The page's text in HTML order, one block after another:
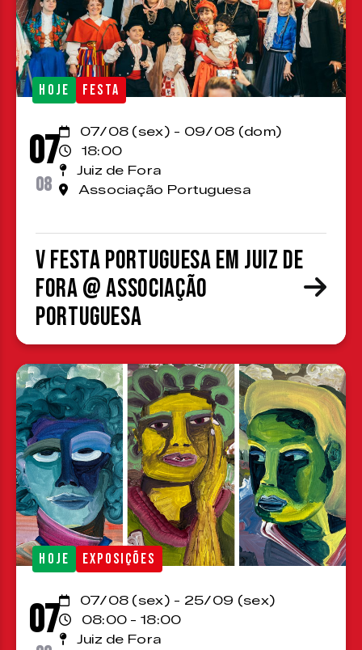
HOJE FESTA
07
08
07/08 (sex) - 09/08 (dom)
18:00
Juiz de Fora
Associação Portuguesa
V Festa Portuguesa em Juiz de
Fora @ Associação
Portuguesa
HOJE EXPOSIÇÕES
07
07/08 (sex) - 25/09 (sex)
08:00 - 18:00
Juiz de Fora